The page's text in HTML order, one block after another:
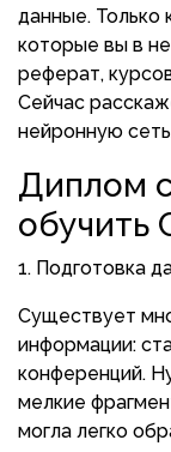
данные. Только
которые вы в
реферат,
Сейчас
нейронную
Диплом
обучить
Подготовка
Существует
информации:
конференций.
мелкие
могла легко